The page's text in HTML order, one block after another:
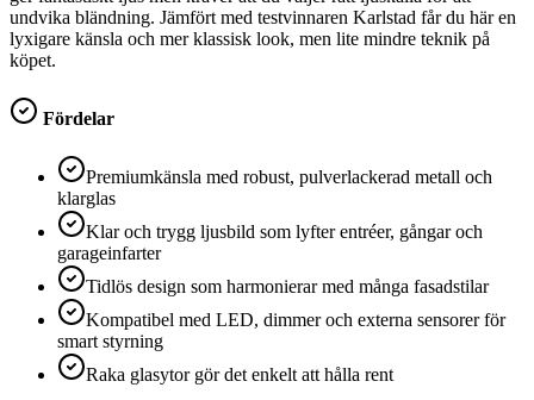
undvika bländning. Jämfört med testvinnaren Karlstad får du här en
lyxigare känsla och mer klassisk look, men lite mindre teknik på
köpet.
Fördelar
Premiumkänsla med robust, pulverlackerad metall och
klarglas
Klar och trygg ljusbild som lyfter entréer, gångar och
garageinfarter
Tidlös design som harmonierar med många fasadstilar
Kompatibel med LED, dimmer och externa sensorer för
smart styrning
Raka glasytor gör det enkelt att hålla rent